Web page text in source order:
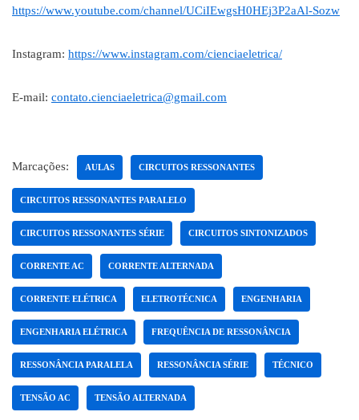
https://www.youtube.com/channel/UCiIEwgsH0HEj3P2aAl-Sozw
Instagram: https://www.instagram.com/cienciaeletrica/
E-mail: contato.cienciaeletrica@gmail.com
Marcações: AULAS CIRCUITOS RESSONANTES
CIRCUITOS RESSONANTES PARALELO
CIRCUITOS RESSONANTES SÉRIE CIRCUITOS SINTONIZADOS
CORRENTE AC CORRENTE ALTERNADA
CORRENTE ELÉTRICA ELETROTÉCNICA ENGENHARIA
ENGENHARIA ELÉTRICA FREQUÊNCIA DE RESSONÂNCIA
RESSONÂNCIA PARALELA RESSONÂNCIA SÉRIE TÉCNICO
TENSÃO AC TENSÃO ALTERNADA